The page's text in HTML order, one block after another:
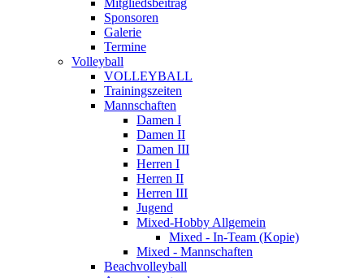
Mitgliedsbeitrag
Sponsoren
Galerie
Termine
Volleyball
VOLLEYBALL
Trainingszeiten
Mannschaften
Damen I
Damen II
Damen III
Herren I
Herren II
Herren III
Jugend
Mixed-Hobby Allgemein
Mixed - In-Team (Kopie)
Mixed - Mannschaften
Beachvolleyball